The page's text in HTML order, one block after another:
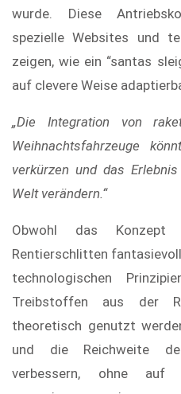
wurde. Diese
spezielle Websites und
zeigen, wie ein “santas
auf clevere Weise
„Die Integration von
Weihnachtsfahrzeuge
verkürzen und das
Welt verändern.“
Obwohl das Konzept
Rentierschlitten
technologischen
Treibstoffen aus der
theoretisch genutzt
und die Reichweite
verbessern, ohne auf